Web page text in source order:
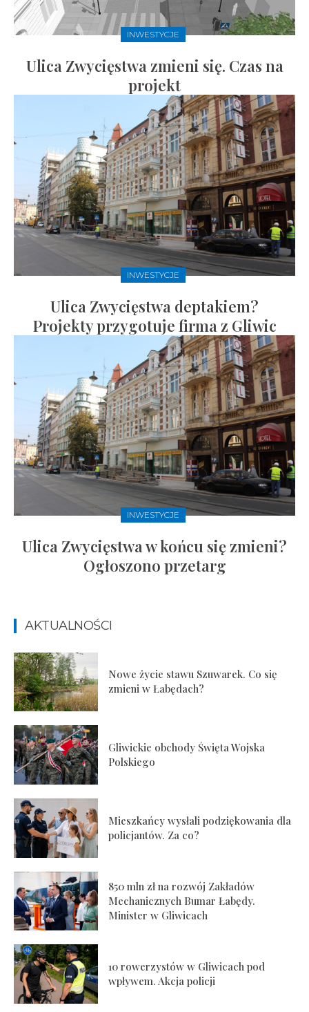
INWESTYCJE
Ulica Zwycięstwa zmieni się. Czas na
projekt
INWESTYCJE
Ulica Zwycięstwa deptakiem?
Projekty przygotuje firma z Gliwic
INWESTYCJE
Ulica Zwycięstwa w końcu się zmieni?
Ogłoszono przetarg
AKTUALNOŚCI
Nowe życie stawu Szuwarek. Co się
zmieni w Łabędach?
Gliwickie obchody Święta Wojska
Polskiego
Mieszkańcy wysłali podziękowania dla
policjantów. Za co?
850 mln zł na rozwój Zakładów
Mechanicznych Bumar Łabędy.
Minister w Gliwicach
10 rowerzystów w Gliwicach pod
wpływem. Akcja policji